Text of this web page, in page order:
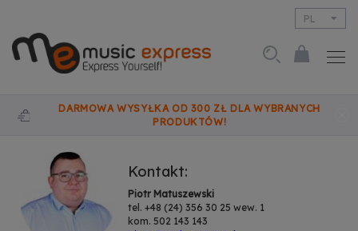
PL
DARMOWA WYSYŁKA OD 300 ZŁ DLA WYBRANYCH
PRODUKTÓW!
Kontakt:
Piotr Matuszewski
tel. +48 (24) 356 30 25 wew. 1
kom. 502 143 143